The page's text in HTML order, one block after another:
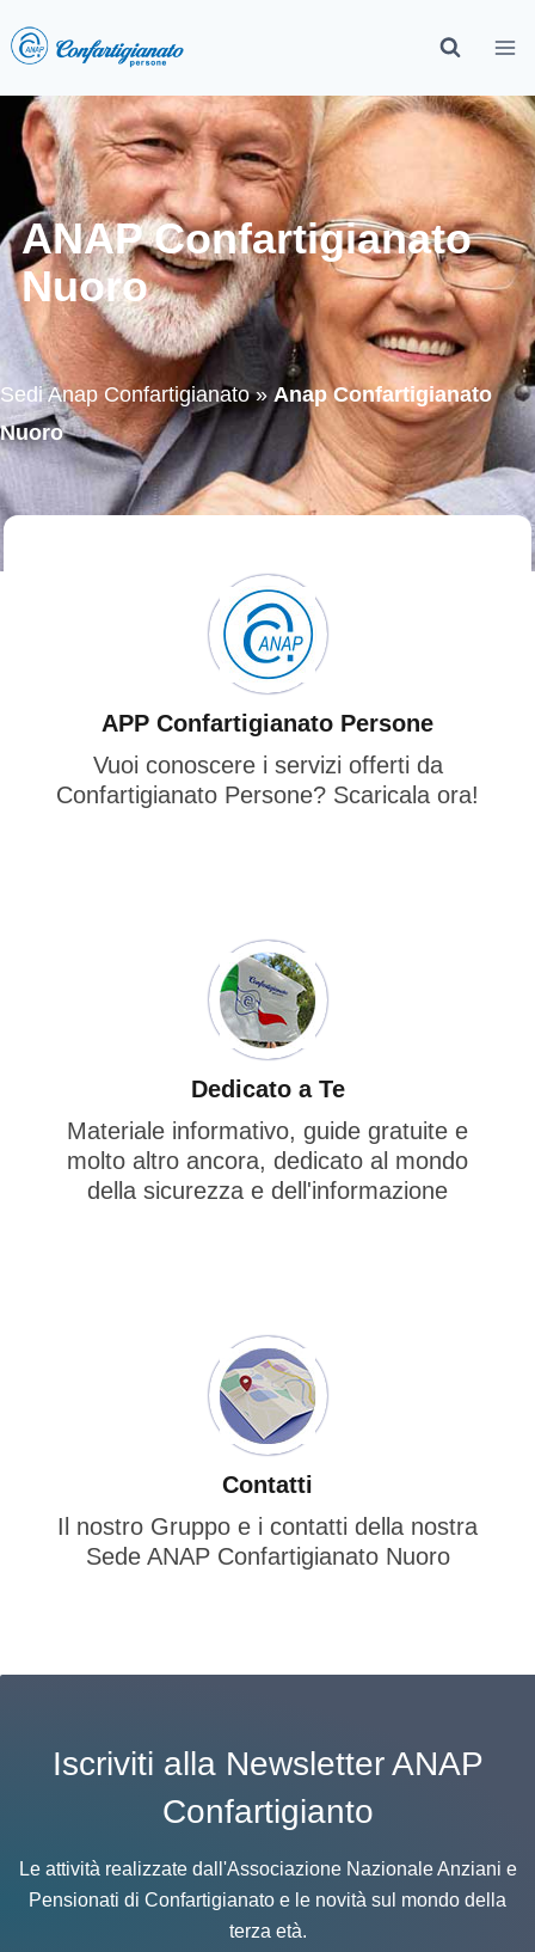
ANAP Confartigianato
Nuoro
Sedi Anap Confartigianato»Anap Confartigianato
Nuoro
APP Confartigianato Persone
Vuoi conoscere i servizi offerti da
Confartigianato Persone? Scaricala ora!
Dedicato a Te
Materiale informativo, guide gratuite e
molto altro ancora, dedicato al mondo
della sicurezza e dell'informazione
Contatti
Il nostro Gruppo e i contatti della nostra
Sede ANAP Confartigianato Nuoro
Iscriviti alla Newsletter ANAP
Confartigianto
Le attività realizzate dall'Associazione Nazionale Anziani e
Pensionati di Confartigianato e le novità sul mondo della
terza età.